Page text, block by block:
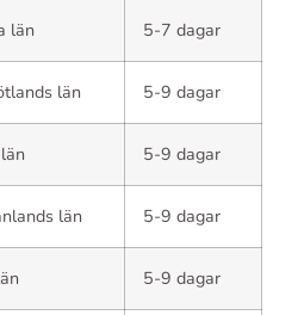
län 5-7 dagar
län 5-9 dagar
5-9 dagar
län 5-9 dagar
5-9 dagar